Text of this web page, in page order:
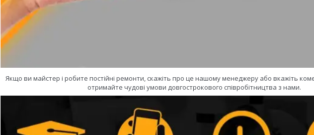
Якщо ви майстер і робите постійні ремонти, скажіть про це нашому менеджеру або вкажіть
отримайте чудові умови довгострокового співробітництва з нами.